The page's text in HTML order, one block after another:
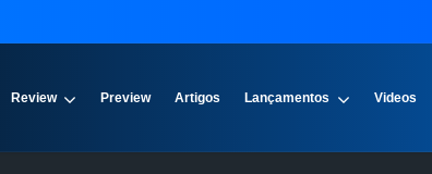
Review Preview Artigos Lançamentos Videos